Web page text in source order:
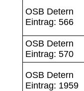
OSB Detern
Eintrag: 566
OSB Detern
Eintrag: 570
OSB Detern
Eintrag: 1959